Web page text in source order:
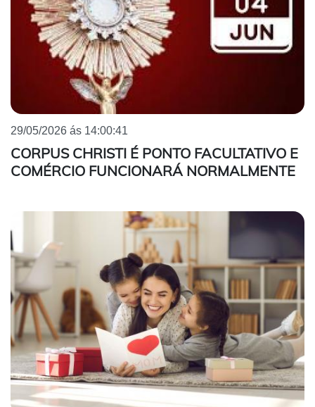
29/05/2026 ás 14:00:41
CORPUS CHRISTI É PONTO FACULTATIVO E
COMÉRCIO FUNCIONARÁ NORMALMENTE